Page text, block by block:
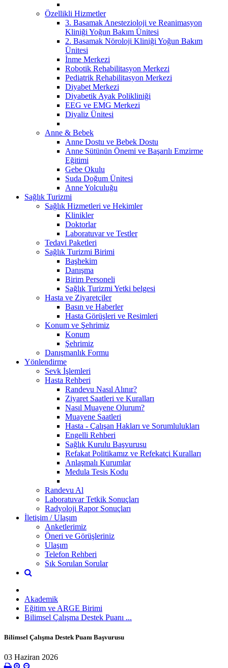
Özellikli Hizmetler
3. Basamak Anestezioloji ve Reanimasyon
Kliniği Yoğun Bakım Ünitesi
2. Basamak Nöroloji Kliniği Yoğun Bakım
Ünitesi
İnme Merkezi
Robotik Rehabilitasyon Merkezi
Pediatrik Rehabilitasyon Merkezi
Diyabet Merkezi
Diyabetik Ayak Polikliniği
EEG ve EMG Merkezi
Diyaliz Ünitesi
Anne & Bebek
Anne Dostu ve Bebek Dostu
Anne Sütünün Önemi ve Başarılı Emzirme
Eğitimi
Gebe Okulu
Suda Doğum Ünitesi
Anne Yolculuğu
Sağlık Turizmi
Sağlık Hizmetleri ve Hekimler
Klinikler
Doktorlar
Laboratuvar ve Testler
Tedavi Paketleri
Sağlık Turizmi Birimi
Başhekim
Danışma
Birim Personeli
Sağlık Turizmi Yetki belgesi
Hasta ve Ziyaretçiler
Basın ve Haberler
Hasta Görüşleri ve Resimleri
Konum ve Şehrimiz
Konum
Şehrimiz
Danışmanlık Formu
Yönlendirme
Sevk İşlemleri
Hasta Rehberi
Randevu Nasıl Alınır?
Ziyaret Saatleri ve Kuralları
Nasıl Muayene Olurum?
Muayene Saatleri
Hasta - Çalışan Hakları ve Sorumlulukları
Engelli Rehberi
Sağlık Kurulu Başvurusu
Refakat Politikamız ve Refekatçi Kuralları
Anlaşmalı Kurumlar
Medula Tesis Kodu
Randevu Al
Laboratuvar Tetkik Sonuçları
Radyoloji Rapor Sonuçları
İletişim / Ulaşım
Anketlerimiz
Öneri ve Görüşleriniz
Ulaşım
Telefon Rehberi
Sık Sorulan Sorular
Akademik
Eğitim ve ARGE Birimi
Bilimsel Çalışma Destek Puanı ...
Bilimsel Çalışma Destek Puanı Başvurusu
03 Haziran 2026